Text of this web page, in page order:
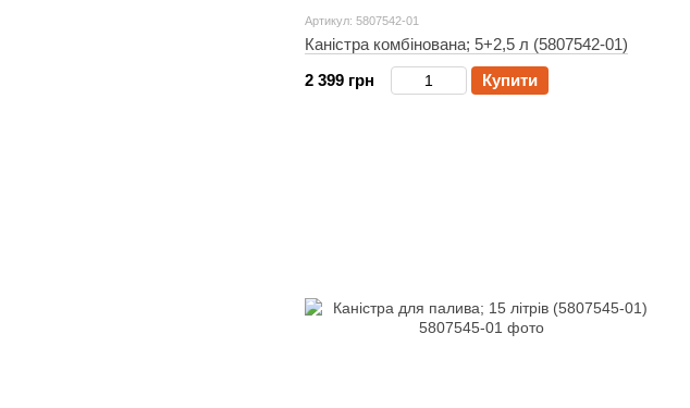
Артикул: 5807542-01
Каністра комбінована; 5+2,5 л (5807542-01)
2 399 грн
Купити